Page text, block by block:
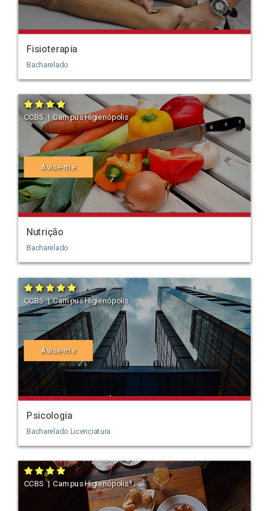
Fisioterapia
Bacharelado
CCBS | Campus Higienópolis
Avise-me
Nutrição
Bacharelado
CCBS | Campus Higienópolis
Avise-me
Psicologia
Bacharelado Licenciatura
CCBS | Campus Higienópolis